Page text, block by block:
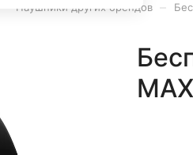
Наушники других брендов